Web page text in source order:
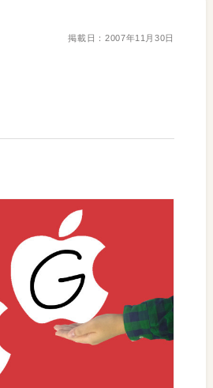
掲載日： 2007年11月30日